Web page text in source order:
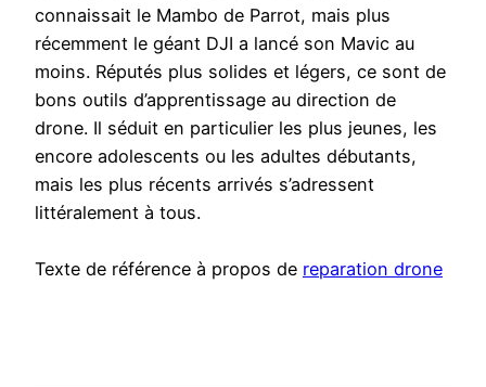
connaissait le Mambo de Parrot, mais plus
récemment le géant DJI a lancé son Mavic au
moins. Réputés plus solides et légers, ce sont de
bons outils d’apprentissage au direction de
drone. Il séduit en particulier les plus jeunes, les
encore adolescents ou les adultes débutants,
mais les plus récents arrivés s’adressent
littéralement à tous.
Texte de référence à propos de reparation drone